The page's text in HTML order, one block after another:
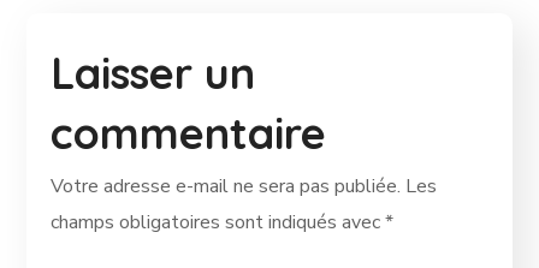
Laisser un
commentaire
Votre adresse e-mail ne sera pas publiée. Les
champs obligatoires sont indiqués avec*